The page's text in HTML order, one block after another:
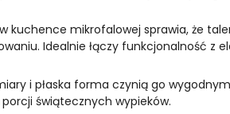
kuchence mikrofalowej sprawia, że
Idealnie łączy funkcjonalność z
i płaska forma czynią go
świątecznych wypieków.